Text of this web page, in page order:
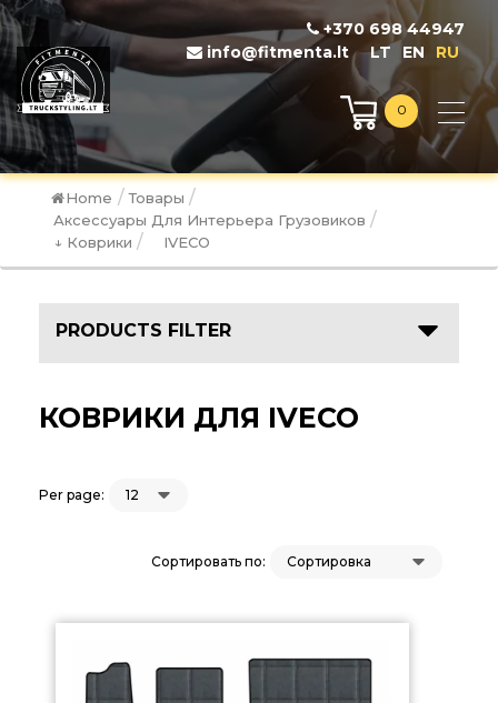
+370 698 44947
info@fitmenta.lt
LT EN RU
0
Home / Товары /
Аксессуары Для Интерьера Грузовиков /
↓ Коврики / IVECO
PRODUCTS FILTER
КОВРИКИ ДЛЯ IVECO
Per page:
Сортировать по: